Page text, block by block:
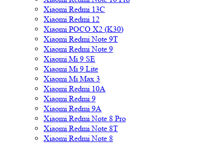
Xiaomi Redmi 13C
Xiaomi Redmi 12
Xiaomi POCO X2 (K30)
Xiaomi Redmi Note 9T
Xiaomi Redmi Note 9
Xiaomi Mi 9 SE
Xiaomi Mi 9 Lite
Xiaomi Mi Max 3
Xiaomi Redmi 10A
Xiaomi Redmi 9
Xiaomi Redmi 9A
Xiaomi Redmi Note 8 Pro
Xiaomi Redmi Note 8T
Xiaomi Redmi Note 8